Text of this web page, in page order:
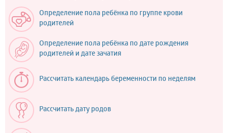
Определение пола ребёнка по группе крови
родителей
Определение пола ребёнка по дате рождения
родителей и дате зачатия
Рассчитать календарь беременности по неделям
Рассчитать дату родов